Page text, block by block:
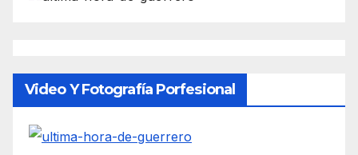
Video Y Fotografía Porfesional